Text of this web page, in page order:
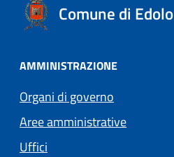
Comune di Edolo
AMMINISTRAZIONE
Organi di governo
Aree amministrative
Uffici